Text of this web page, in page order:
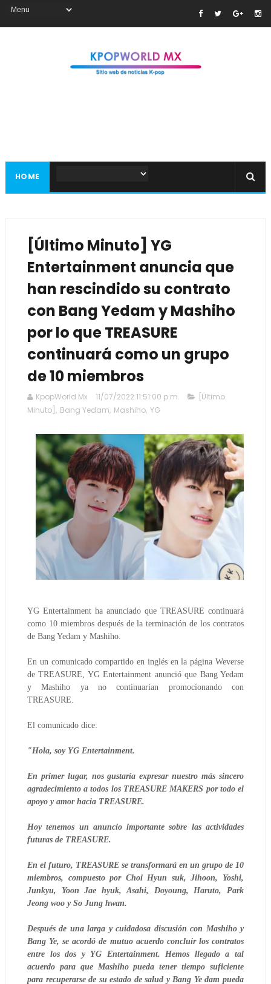
HOME
[Último Minuto] YG
Entertainment anuncia que
han rescindido su contrato
con Bang Yedam y Mashiho
por lo que TREASURE
continuará como un grupo
de 10 miembros
KpopWorld Mx 11/07/2022 11:51:00 p.m.
[Último
Minuto] , Bang Yedam, Mashiho, YG
YG Entertainment ha anunciado que TREASURE continuará
como 10 miembros después de la terminación de los contratos
de Bang Yedam y Mashiho.
En un comunicado compartido en inglés en la página Weverse
de TREASURE, YG Entertainment anunció que Bang Yedam
y Mashiho ya no continuarían promocionando con
TREASURE.
El comunicado dice:
"Hola, soy YG Entertainment.
En primer lugar, nos gustaría expresar nuestro más sincero
agradecimiento a todos los TREASURE MAKERS por todo el
apoyo y amor hacia TREASURE.
Hoy tenemos un anuncio importante sobre las actividades
futuras de TREASURE.
En el futuro, TREASURE se transformará en un grupo de 10
miembros, compuesto por Choi Hyun suk, Jihoon, Yoshi,
Junkyu, Yoon Jae hyuk, Asahi, Doyoung, Haruto, Park
Jeong woo y So Jung hwan.
Después de una larga y cuidadosa discusión con Mashiho y
Bang Ye, se acordó de mutuo acuerdo concluir los contratos
entre los dos y YG Entertainment. Hemos llegado a tal
acuerdo para que Mashiho pueda tener tiempo suficiente
para recuperarse de su estado de salud y Bang Ye dam pueda